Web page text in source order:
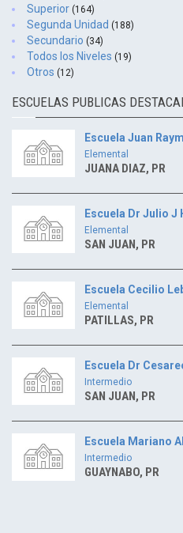
Superior (164)
Segunda Unidad (188)
Secundario (34)
Todos los Niveles (19)
Otros (12)
ESCUELAS PUBLICAS
Escuela Juan
Elemental
JUANA DIAZ, PR
Escuela Dr Julio J
Elemental
SAN JUAN, PR
Escuela Cecilio
Elemental
PATILLAS, PR
Escuela Dr
Intermedio
SAN JUAN, PR
Escuela Mariano
Intermedio
GUAYNABO, PR